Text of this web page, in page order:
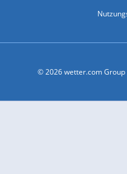
© 2026 wetter.com Group